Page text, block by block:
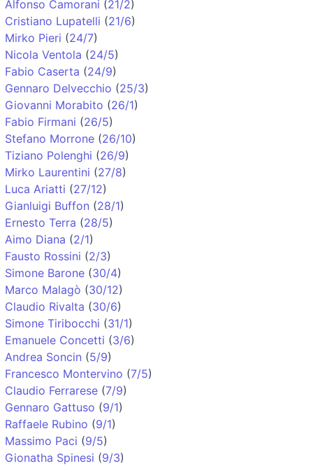
Alfonso Camorani (21/2)
Cristiano Lupatelli (21/6)
Mirko Pieri (24/7)
Nicola Ventola (24/5)
Fabio Caserta (24/9)
Gennaro Delvecchio (25/3)
Giovanni Morabito (26/1)
Fabio Firmani (26/5)
Stefano Morrone (26/10)
Tiziano Polenghi (26/9)
Mirko Laurentini (27/8)
Luca Ariatti (27/12)
Gianluigi Buffon (28/1)
Ernesto Terra (28/5)
Aimo Diana (2/1)
Fausto Rossini (2/3)
Simone Barone (30/4)
Marco Malagò (30/12)
Claudio Rivalta (30/6)
Simone Tiribocchi (31/1)
Emanuele Concetti (3/6)
Andrea Soncin (5/9)
Francesco Montervino (7/5)
Claudio Ferrarese (7/9)
Gennaro Gattuso (9/1)
Raffaele Rubino (9/1)
Massimo Paci (9/5)
Gionatha Spinesi (9/3)